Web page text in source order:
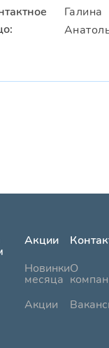
Галина
Акции
Новинки
месяца
Акции
О